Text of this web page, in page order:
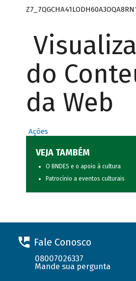
do
da Web
Ações
VEJA TAMBÉM
O BNDES e o apoio à cultura
Patrocínio a eventos culturais
Fale Conosco
08007026337
Mande sua pergunta